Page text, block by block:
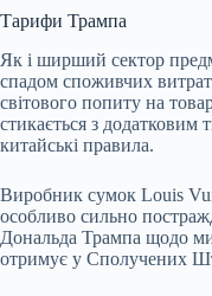
Тарифи Трампа
Як і ширший сектор
спадом споживчих
світового попиту на
стикається з
китайські правила.
Виробник сумок Louis
особливо сильно
Дональда Трампа щодо
отримує у Сполучених